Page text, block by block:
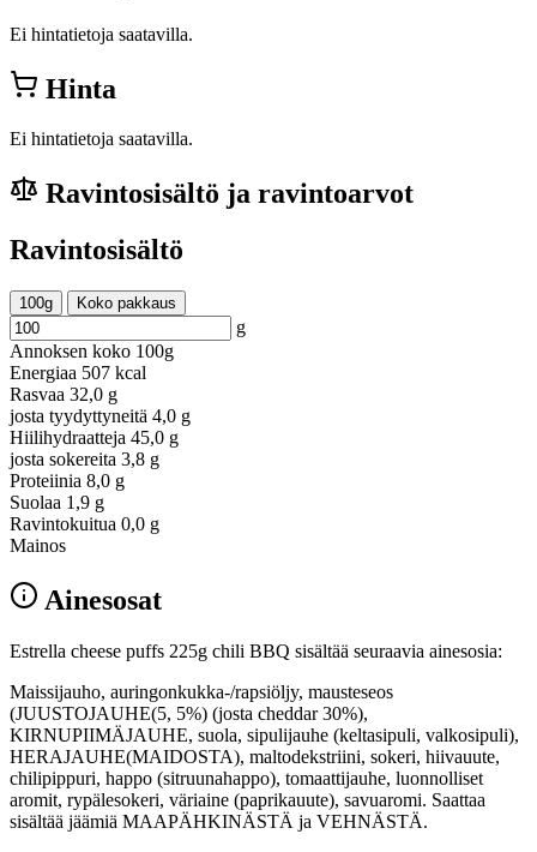
Ei hintatietoja saatavilla.
Hinta
Ei hintatietoja saatavilla.
Ravintosisältö ja ravintoarvot
Ravintosisältö
100g Koko pakkaus
g
Annoksen koko 100g
Energiaa 507 kcal
Rasvaa 32,0 g
josta tyydyttyneitä 4,0 g
Hiilihydraatteja 45,0 g
josta sokereita 3,8 g
Proteiinia 8,0 g
Suolaa 1,9 g
Ravintokuitua 0,0 g
Mainos
Ainesosat
Estrella cheese puffs 225g chili BBQ sisältää seuraavia ainesosia:
Maissijauho, auringonkukka-/rapsiöljy, mausteseos
(JUUSTOJAUHE(5, 5%) (josta cheddar 30%),
KIRNUPIIMÄJAUHE, suola, sipulijauhe (keltasipuli, valkosipuli),
HERAJAUHE(MAIDOSTA), maltodekstriini, sokeri, hiivauute,
chilipippuri, happo (sitruunahappo), tomaattijauhe, luonnolliset
aromit, rypälesokeri, väriaine (paprikauute), savuaromi. Saattaa
sisältää jäämiä MAAPÄHKINÄSTÄ ja VEHNÄSTÄ.